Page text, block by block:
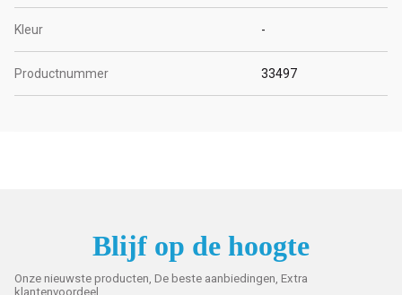
Kleur -
Productnummer 33497
Blijf op de hoogte
Onze nieuwste producten, De beste aanbiedingen, Extra
klantenvoordeel